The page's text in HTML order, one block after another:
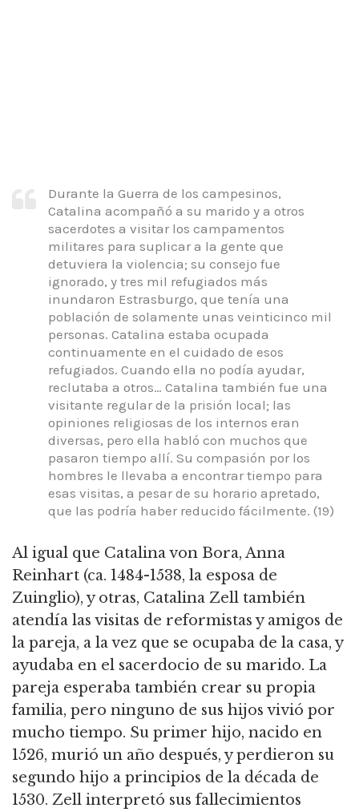
Durante la Guerra de los campesinos,
Catalina acompañó a su marido y a otros
sacerdotes a visitar los campamentos
militares para suplicar a la gente que
detuviera la violencia; su consejo fue
ignorado, y tres mil refugiados más
inundaron Estrasburgo, que tenía una
población de solamente unas veinticinco mil
personas. Catalina estaba ocupada
continuamente en el cuidado de esos
refugiados. Cuando ella no podía ayudar,
reclutaba a otros… Catalina también fue una
visitante regular de la prisión local; las
opiniones religiosas de los internos eran
diversas, pero ella habló con muchos que
pasaron tiempo allí. Su compasión por los
hombres le llevaba a encontrar tiempo para
esas visitas, a pesar de su horario apretado,
que las podría haber reducido fácilmente. (19)
Al igual que Catalina von Bora, Anna
Reinhart (ca. 1484-1538, la esposa de
Zuinglio), y otras, Catalina Zell también
atendía las visitas de reformistas y amigos de
la pareja, a la vez que se ocupaba de la casa, y
ayudaba en el sacerdocio de su marido. La
pareja esperaba también crear su propia
familia, pero ninguno de sus hijos vivió por
mucho tiempo. Su primer hijo, nacido en
1526, murió un año después, y perdieron su
segundo hijo a principios de la década de
1530. Zell interpretó sus fallecimientos